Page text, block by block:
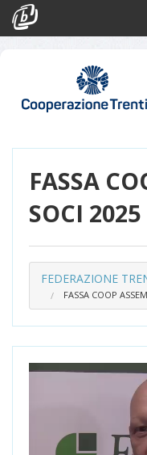
Login
FASSA
SOCI 2025
FEDERAZIONE
FASSA COOP